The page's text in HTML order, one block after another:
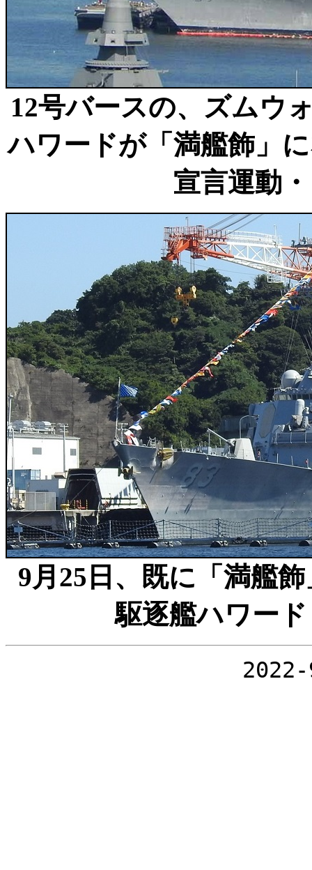
12号バースの、ズムウ
ハワードが「満艦飾」
宣言運動
9月25日、既に「満艦
駆逐艦ハワー